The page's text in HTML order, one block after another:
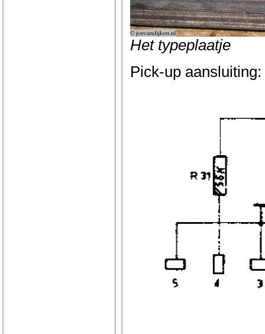
Het typeplaatje
Pick-up aansluiting: